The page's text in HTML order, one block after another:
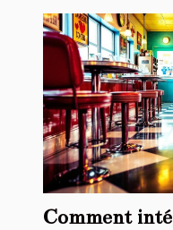
Comment